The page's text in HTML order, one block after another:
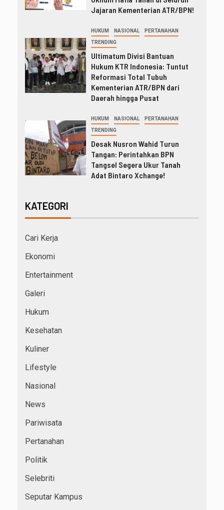
Jajaran Kementerian ATR/BPN!
HUKUM NASIONAL PERTANAHAN
TRENDING
Ultimatum Divisi Bantuan
Hukum KTR Indonesia: Tuntut
Reformasi Total Tubuh
Kementerian ATR/BPN dari
Daerah hingga Pusat
HUKUM NASIONAL PERTANAHAN
TRENDING
Desak Nusron Wahid Turun
Tangan: Perintahkan BPN
Tangsel Segera Ukur Tanah
Adat Bintaro Xchange!
KATEGORI
Cari Kerja
Ekonomi
Entertainment
Galeri
Hukum
Kesehatan
Kuliner
Lifestyle
Nasional
News
Pariwisata
Pertanahan
Politik
Selebriti
Seputar Kampus